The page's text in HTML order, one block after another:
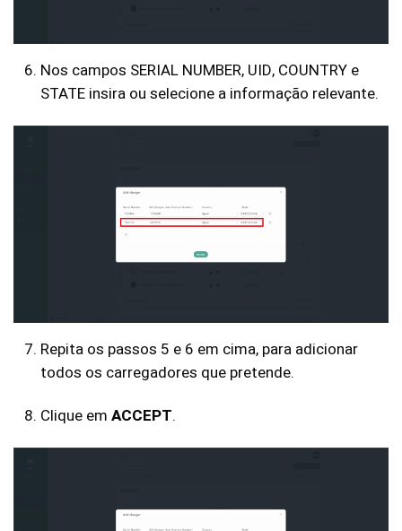
Nos campos SERIAL NUMBER, UID, COUNTRY e
STATE insira ou selecione a informação relevante.
Repita os passos 5 e 6 em cima, para adicionar
todos os carregadores que pretende.
Clique em ACCEPT.